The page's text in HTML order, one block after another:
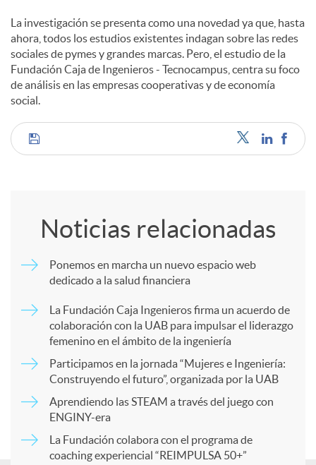
La investigación se presenta como una novedad ya que, hasta
ahora, todos los estudios existentes indagan sobre las redes
sociales de pymes y grandes marcas. Pero, el estudio de la
Fundación Caja de Ingenieros - Tecnocampus, centra su foco
de análisis en las empresas cooperativas y de economía
social.
C
Noticias relacionadas
Ponemos en marcha un nuevo espacio web
dedicado a la salud financiera
La Fundación Caja Ingenieros firma un acuerdo de
colaboración con la UAB para impulsar el liderazgo
femenino en el ámbito de la ingeniería
Participamos en la jornada “Mujeres e Ingeniería:
Construyendo el futuro”, organizada por la UAB
Aprendiendo las STEAM a través del juego con
ENGINY-era
La Fundación colabora con el programa de
coaching experiencial “REIMPULSA 50+”